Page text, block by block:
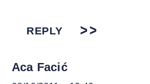
REPLY
Aca Facić